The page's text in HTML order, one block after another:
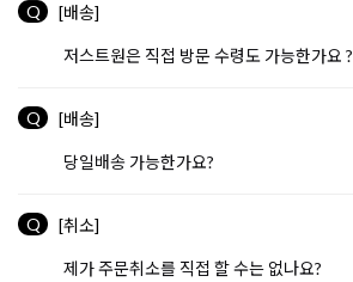
Q [배송]
저스트원은 직접 방문 수령도 가능한가요 ?
Q [배송]
당일배송 가능한가요?
Q [취소]
제가 주문취소를 직접 할 수는 없나요?